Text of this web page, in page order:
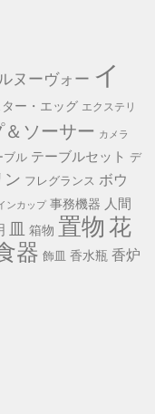
ヌーヴォー イ
ー・エッグ エクステリ
＆ソーサー カメラ
ブル テーブルセット
デ
ン フレグランス ボウ
ンカップ 事務機器 人間
箱物 置物 花
器 飾皿 香水瓶 香炉